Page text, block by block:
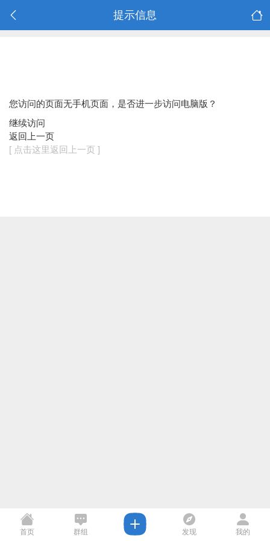
提示信息
您访问的页面无手机页面，是否进一步访问电脑版？
继续访问
返回上一页
[ 点击这里返回上一页 ]
首页 群组 发现 我的